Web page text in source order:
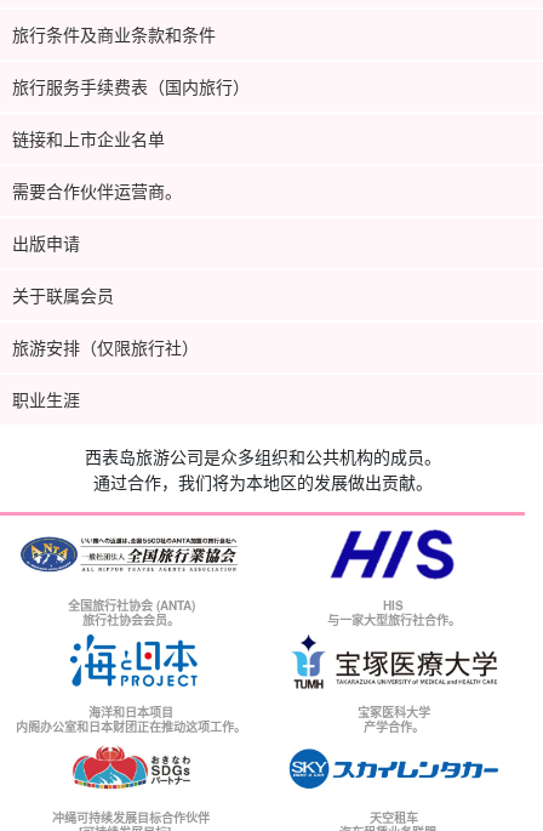
旅行条件及商业条款和条件
旅行服务手续费表（国内旅行）
链接和上市企业名单
需要合作伙伴运营商。
出版申请
关于联属会员
旅游安排（仅限旅行社）
职业生涯
西表岛旅游公司是众多组织和公共机构的成员。
通过合作，我们将为本地区的发展做出贡献。
全国旅行社协会 (ANTA)
旅行社协会会员。
HIS
与一家大型旅行社合作。
海洋和日本项目
内阁办公室和日本财团正在推动这项工作。
宝冢医科大学
产学合作。
冲绳可持续发展目标合作伙伴
天空租车